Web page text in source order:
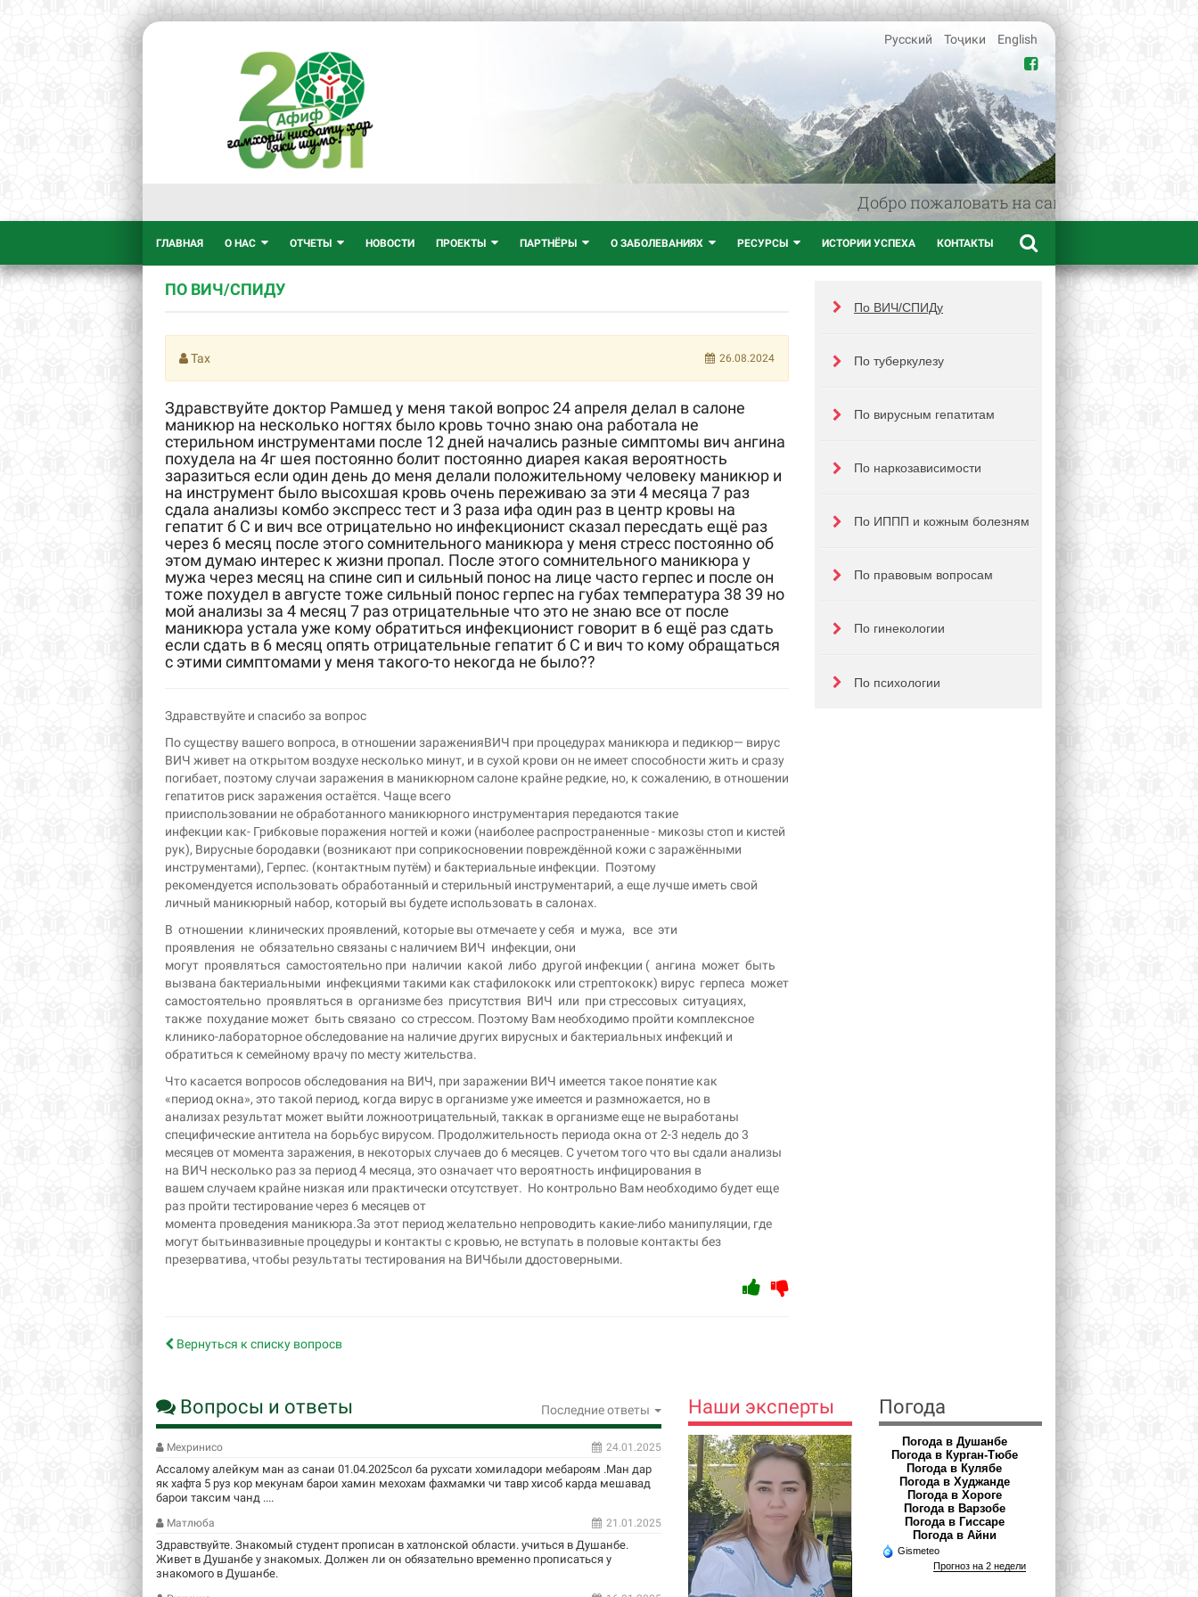
Добро пожаловать на сайт www.afif.tj -
Русский Тоҷики English
ГЛАВНАЯ О НАС ОТЧЕТЫ НОВОСТИ ПРОЕКТЫ ПАРТНЁРЫ О ЗАБОЛЕВАНИЯХ РЕСУРСЫ ИСТОРИИ УСПЕХА КОНТАКТЫ
ПО ВИЧ/СПИДУ
Тах 26.08.2024
Здравствуйте доктор Рамшед у меня такой вопрос 24 апреля делал в салоне
маникюр на несколько ногтях было кровь точно знаю она работала не
стерильном инструментами после 12 дней начались разные симптомы вич ангина
похудела на 4г шея постоянно болит постоянно диарея какая вероятность
заразиться если один день до меня делали положительному человеку маникюр и
на инструмент было высохшая кровь очень переживаю за эти 4 месяца 7 раз
сдала анализы комбо экспресс тест и 3 раза ифа один раз в центр кровы на
гепатит б С и вич все отрицательно но инфекционист сказал пересдать ещё раз
через 6 месяц после этого сомнительного маникюра у меня стресс постоянно об
этом думаю интерес к жизни пропал. После этого сомнительного маникюра у
мужа через месяц на спине сип и сильный понос на лице часто герпес и после он
тоже похудел в августе тоже сильный понос герпес на губах температура 38 39 но
мой анализы за 4 месяц 7 раз отрицательные что это не знаю все от после
маникюра устала уже кому обратиться инфекционист говорит в 6 ещё раз сдать
если сдать в 6 месяц опять отрицательные гепатит б С и вич то кому обращаться
с этими симптомами у меня такого-то некогда не было??
Здравствуйте и спасибо за вопрос
По существу вашего вопроса, в отношении зараженияВИЧ при процедурах маникюра и педикюр— вирус
ВИЧ живет на открытом воздухе несколько минут, и в сухой крови он не имеет способности жить и сразу
погибает, поэтому случаи заражения в маникюрном салоне крайне редкие, но, к сожалению, в отношении
гепатитов риск заражения остаётся. Чаще всего
прииспользовании не обработанного маникюрного инструментария передаются такие
инфекции как- Грибковые поражения ногтей и кожи (наиболее распространенные - микозы стоп и кистей
рук), Вирусные бородавки (возникают при соприкосновении повреждённой кожи с заражёнными
инструментами), Герпес. (контактным путём) и бактериальные инфекции. Поэтому
рекомендуется использовать обработанный и стерильный инструментарий, а еще лучше иметь свой
личный маникюрный набор, который вы будете использовать в салонах.
В отношении клинических проявлений, которые вы отмечаете у себя и мужа, все эти
проявления не обязательно связаны с наличием ВИЧ инфекции, они
могут проявляться самостоятельно при наличии какой либо другой инфекции ( ангина может быть
вызвана бактериальными инфекциями такими как стафилококк или стрептококк) вирус герпеса может
самостоятельно проявляться в организме без присутствия ВИЧ или при стрессовых ситуациях,
также похудание может быть связано со стрессом. Поэтому Вам необходимо пройти комплексное
клинико-лабораторное обследование на наличие других вирусных и бактериальных инфекций и
обратиться к семейному врачу по месту жительства.
Что касается вопросов обследования на ВИЧ, при заражении ВИЧ имеется такое понятие как
«период окна», это такой период, когда вирус в организме уже имеется и размножается, но в
анализах результат может выйти ложноотрицательный, таккак в организме еще не выработаны
специфические антитела на борьбус вирусом. Продолжительность периода окна от 2-3 недель до 3
месяцев от момента заражения, в некоторых случаев до 6 месяцев. С учетом того что вы сдали анализы
на ВИЧ несколько раз за период 4 месяца, это означает что вероятность инфицирования в
вашем случаем крайне низкая или практически отсутствует. Но контрольно Вам необходимо будет еще
раз пройти тестирование через 6 месяцев от
момента проведения маникюра.За этот период желательно непроводить какие-либо манипуляции, где
могут бытьинвазивные процедуры и контакты с кровью, не вступать в половые контакты без
презерватива, чтобы результаты тестирования на ВИЧбыли ддостоверными.
Вернуться к списку вопросв
По ВИЧ/СПИДу
По туберкулезу
По вирусным гепатитам
По наркозависимости
По ИППП и кожным болезням
По правовым вопросам
По гинекологии
По психологии
Вопросы и ответы Последние ответы
Мехринисо 24.01.2025
Ассалому алейкум ман аз санаи 01.04.2025сол ба рухсати хомиладори мебароям .Ман дар
як хафта 5 руз кор мекунам барои хамин мехохам фахмамки чи тавр хисоб карда мешавад
барои таксим чанд ....
Матлюба 21.01.2025
Здравствуйте. Знакомый студент прописан в хатлонской области. учиться в Душанбе.
Живет в Душанбе у знакомых. Должен ли он обязательно временно прописаться у
знакомого в Душанбе.
Наши эксперты Погода
Погода в Душанбе
Погода в Курган-Тюбе
Погода в Кулябе
Погода в Худжанде
Погода в Хороге
Погода в Варзобе
Погода в Гиссаре
Погода в Айни
Gismeteo
Прогноз на 2 недели